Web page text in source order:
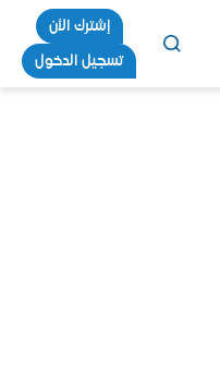
إشترك الأن
تسجيل الدخول